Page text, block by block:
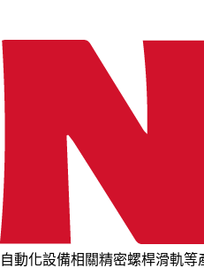
自動化設備相關精密螺桿滑軌